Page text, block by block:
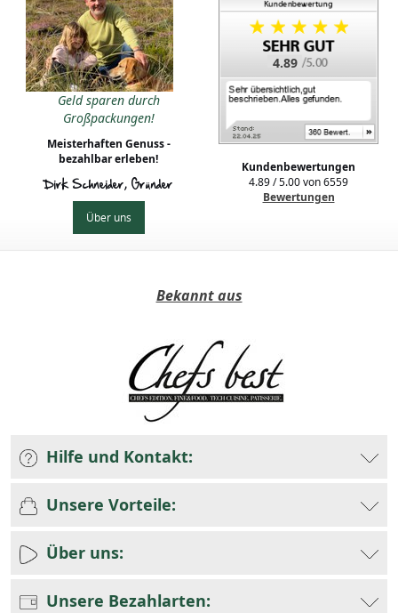
Geld sparen durch
Großpackungen!
Meisterhaften Genuss -
bezahlbar erleben!
Dirk Schneider, Gründer
Über uns
4.89
Kundenbewertungen
4.89/5.00von6559
Bewertungen
Bekannt aus
Hilfe und Kontakt:
Unsere Vorteile:
Über uns:
Unsere Bezahlarten: